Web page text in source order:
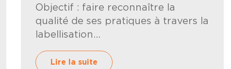
Objectif : faire reconnaître la
qualité de ses pratiques à travers la
labellisation...
Lire la suite